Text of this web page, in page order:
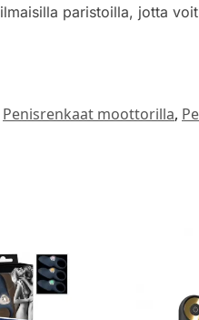
paristoilla, jotta
Penisrenkaat moottorilla,